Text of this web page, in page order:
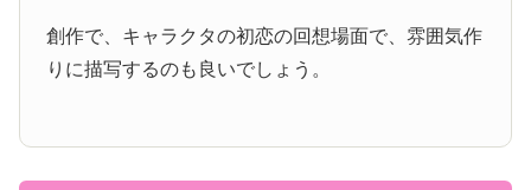
創作で、キャラクタの初恋の回想場面で、雰囲気作
りに描写するのも良いでしょう。